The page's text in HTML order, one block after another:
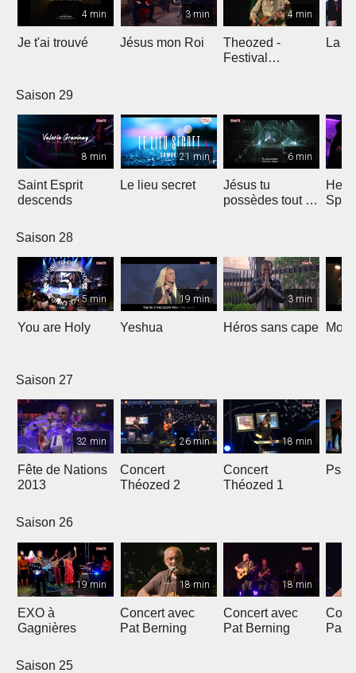
4 min
Je t'ai trouvé
3 min
Jésus mon Roi
4 min
Theozed -
Festival
La
Saison 29
8 min
Saint Esprit
descends
21 min
Le lieu secret
6 min
Jésus tu
possèdes tout en
He
Saison 28
5 min
You are Holy
19 min
Yeshua
3 min
Héros sans cape Moi
Saison 27
32 min
Fête de Nations
2013
26 min
Concert
Théozed 2
18 min
Concert
Théozed 1
Saison 26
19 min
EXO à
Gagnières
18 min
Concert avec
Pat Berning
18 min
Concert avec
Pat Berning
Pat
Saison 25